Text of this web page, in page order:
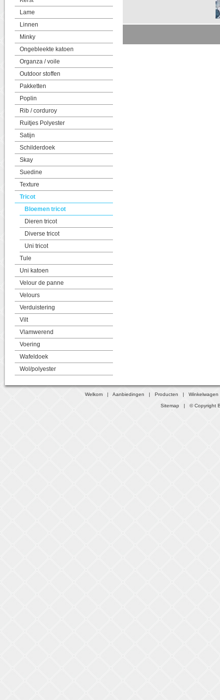
Lame
Linnen
Minky
Ongebleekte katoen
Organza / voile
Outdoor stoffen
Pakketten
Poplin
Rib / corduroy
Ruitjes Polyester
Satijn
Schilderdoek
Skay
Suedine
Texture
Tricot
Bloemen tricot
Dieren tricot
Diverse tricot
Uni tricot
Tule
Uni katoen
Velour de panne
Velours
Verduistering
Vilt
Vlamwerend
Voering
Wafeldoek
Wol/polyester
Welkom |Aanbiedingen |Producten |Winkelwagen
Sitemap | © Copyright